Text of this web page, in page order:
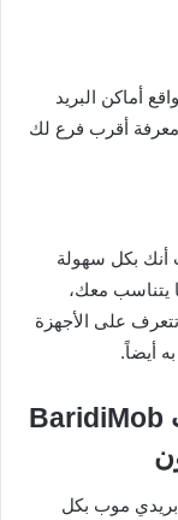
أماكن البريد
معرفة أقرب فرع لك
أنك بكل سهولة
يتناسب معك،
على الأجهزة
أيضاً.
كيفية تحميل تطبيق بريدي موب BaridiMob
موب بكل